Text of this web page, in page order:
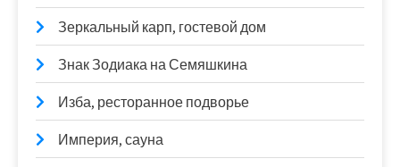
Зеркальный карп, гостевой дом
Знак Зодиака на Семяшкина
Изба, ресторанное подворье
Империя, сауна